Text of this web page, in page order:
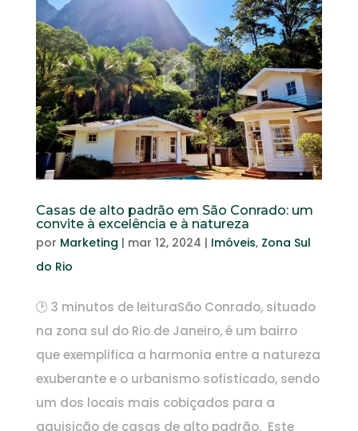
Casas de alto padrão em São Conrado: um
convite à excelência e à natureza
por Marketing | mar 12, 2024 | Imóveis, Zona Sul
do Rio
🕑 3 minutos de leituraSão Conrado, situado
na zona sul do Rio de Janeiro, é um bairro
que exemplifica a harmonia entre a natureza
exuberante e o urbanismo sofisticado, sendo
um dos locais mais cobiçados para a
aquisição de casas de alto padrão. Este